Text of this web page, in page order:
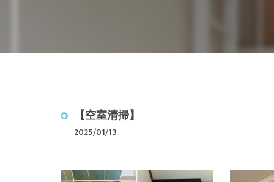
駐車場ライン引き
【空室清掃】
2025/01/13